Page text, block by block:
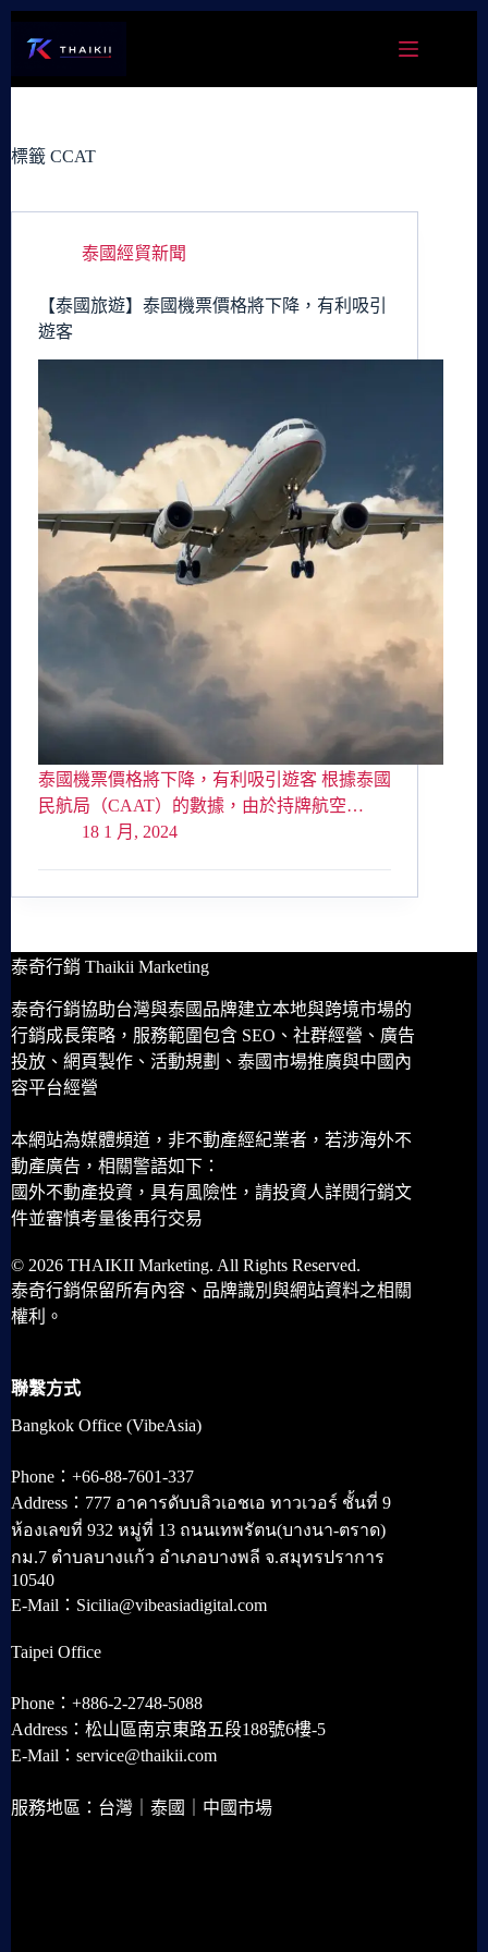
容
標籤 CCAT
泰國經貿新聞
【泰國旅遊】泰國機票價格將下降，有利吸引
遊客
泰國機票價格將下降，有利吸引遊客 根據泰國
民航局（CAAT）的數據，由於持牌航空…
18 1 月, 2024
泰奇行銷 Thaikii Marketing
泰奇行銷協助台灣與泰國品牌建立本地與跨境市場的
行銷成長策略，服務範圍包含 SEO、社群經營、廣告
投放、網頁製作、活動規劃、泰國市場推廣與中國內
容平台經營
本網站為媒體頻道，非不動產經紀業者，若涉海外不
動產廣告，相關警語如下：
國外不動產投資，具有風險性，請投資人詳閱行銷文
件並審慎考量後再行交易
© 2026 THAIKII Marketing. All Rights Reserved.
泰奇行銷保留所有內容、品牌識別與網站資料之相關
權利。
聯繫方式
Bangkok Office (VibeAsia)
Phone：+66-88-7601-337
Address：777 อาคารดับบลิวเอชเอ ทาวเวอร์ ชั้นที่ 9
ห้องเลขที่ 932 หมู่ที่ 13 ถนนเทพรัตน(บางนา-ตราด)
กม.7 ตำบลบางแก้ว อำเภอบางพลี จ.สมุทรปราการ
10540
E-Mail：Sicilia@vibeasiadigital.com
Taipei Office
Phone：+886-2-2748-5088
Address：松山區南京東路五段188號6樓-5
E-Mail：service@thaikii.com
服務地區：台灣｜泰國｜中國市場